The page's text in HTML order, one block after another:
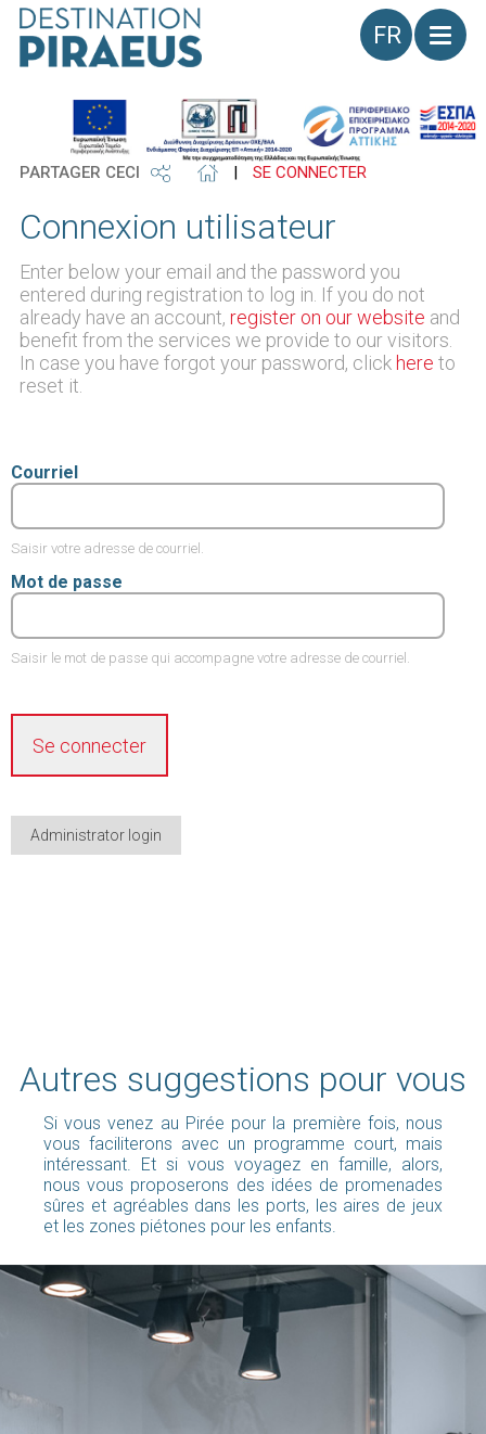
Langue
PARTAGER CECI | SE CONNECTER
Connexion utilisateur
Enter below your email and the password you
entered during registration to log in. If you do not
already have an account, register on our website and
benefit from the services we provide to our visitors.
In case you have forgot your password, click here to
reset it.
Courriel
Saisir votre adresse de courriel.
Mot de passe
Saisir le mot de passe qui accompagne votre adresse de courriel.
Autres suggestions pour vous
Si vous venez au Pirée pour la première fois, nous
vous faciliterons avec un programme court, mais
intéressant. Et si vous voyagez en famille, alors,
nous vous proposerons des idées de promenades
sûres et agréables dans les ports, les aires de jeux
et les zones piétones pour les enfants.